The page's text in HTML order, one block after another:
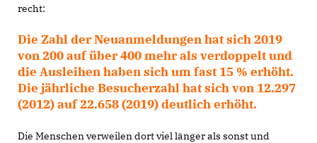
recht:
Die Zahl der Neuanmeldungen hat sich 2019
von 200 auf über 400 mehr als verdoppelt und
die Ausleihen haben sich um fast 15 % erhöht.
Die jährliche Besucherzahl hat sich von 12.297
(2012) auf 22.658 (2019) deutlich erhöht.
Die Menschen verweilen dort viel länger als sonst und